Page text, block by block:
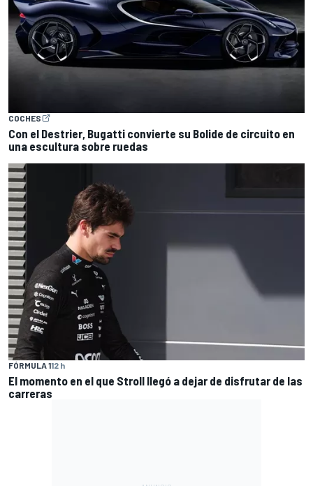
COCHES
Con el Destrier, Bugatti convierte su Bolide de circuito en
una escultura sobre ruedas
FÓRMULA 112 h
El momento en el que Stroll llegó a dejar de disfrutar de las
carreras